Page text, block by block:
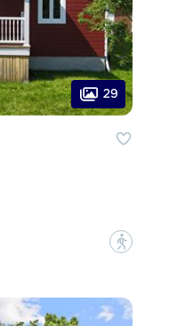
29
?